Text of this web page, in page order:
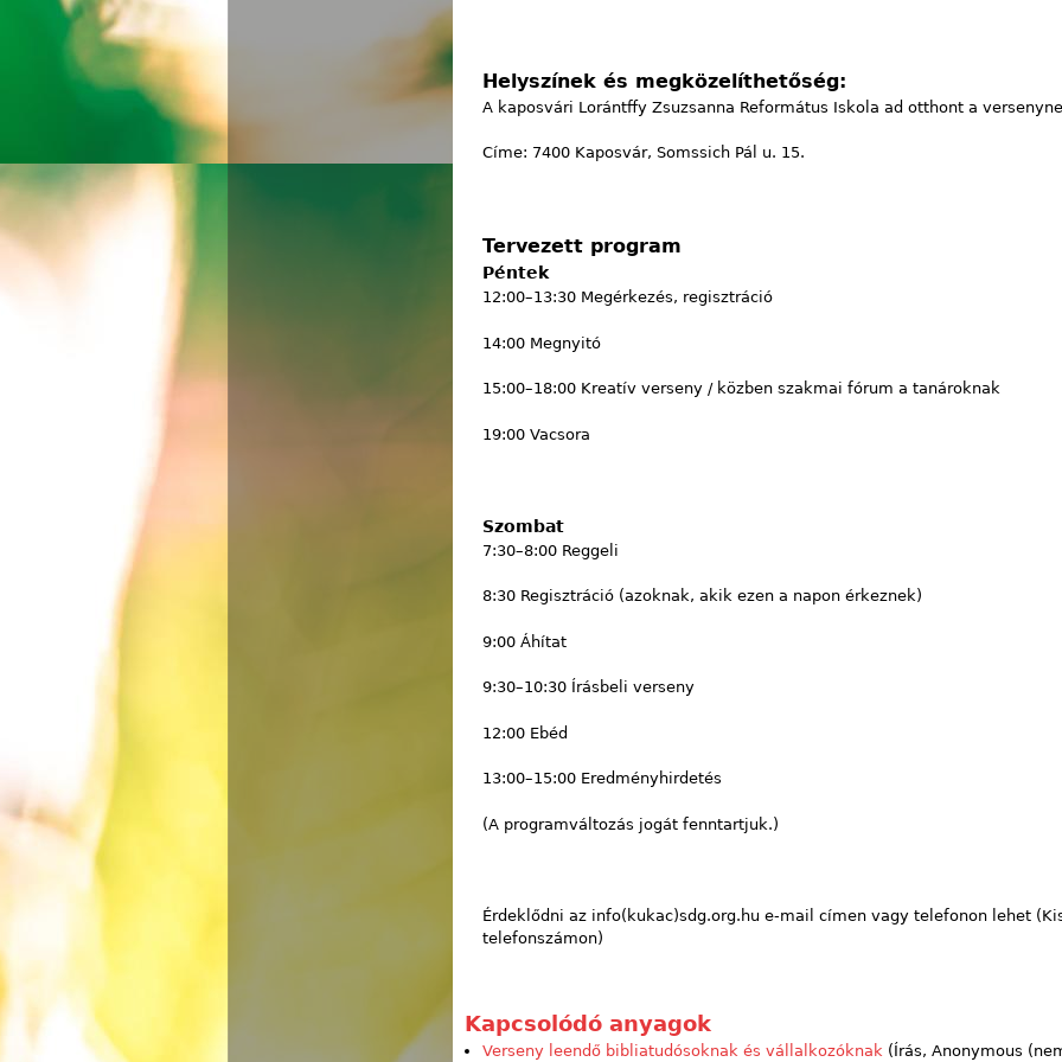
Helyszínek és megközelíthetőség:
A kaposvári Lorántffy Zsuzsanna Református Iskola ad otthont a
Címe: 7400 Kaposvár, Somssich Pál u. 15.
Tervezett program
Péntek
12:00–13:30 Megérkezés, regisztráció
14:00 Megnyitó
15:00–18:00 Kreatív verseny / közben szakmai fórum a tanároknak
19:00 Vacsora
Szombat
7:30–8:00 Reggeli
8:30 Regisztráció (azoknak, akik ezen a napon érkeznek)
9:00 Áhítat
9:30–10:30 Írásbeli verseny
12:00 Ebéd
13:00–15:00 Eredményhirdetés
(A programváltozás jogát fenntartjuk.)
Érdeklődni az info(kukac)sdg.org.hu e-mail címen vagy telefonon lehet
telefonszámon)
Kapcsolódó anyagok
Verseny leendő bibliatudósoknak és vállalkozóknak (Írás, Anonymous